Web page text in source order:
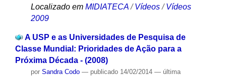
Localizado em MIDIATECA /Vídeos /Vídeos
2009
A USP e as Universidades de Pesquisa de
Classe Mundial: Prioridades de Ação para a
Próxima Década - (2008)
por Sandra Codo — publicado14/02/2014 — última